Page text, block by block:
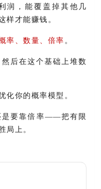
润，能覆盖掉其他几
样才能赚钱。
率、数量、倍率 。
后在这个基础上堆数
化你的概率模型。
是要靠倍率——把有限
局上。